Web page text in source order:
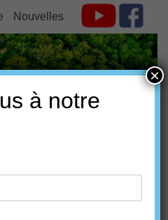
Nouvelles
à notre
×